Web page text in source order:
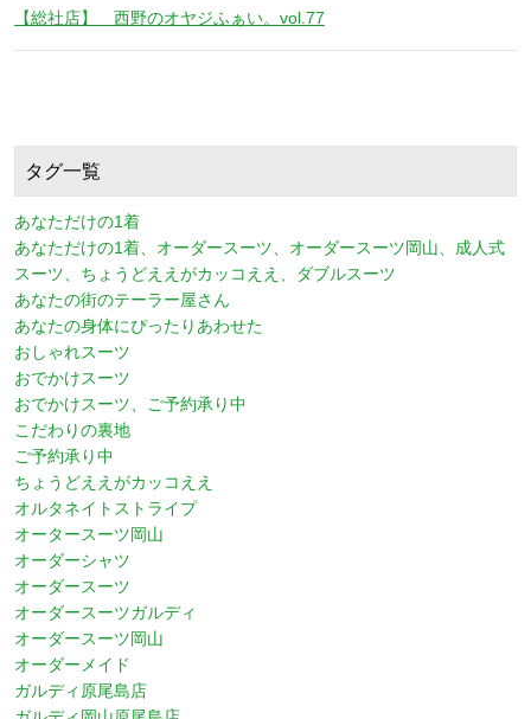
【総社店】 西野のオヤジふぁい。vol.77
タグ一覧
あなただけの1着
あなただけの1着、オーダースーツ、オーダースーツ岡山、成人式
スーツ、ちょうどええがカッコええ、ダブルスーツ
あなたの街のテーラー屋さん
あなたの身体にぴったりあわせた
おしゃれスーツ
おでかけスーツ
おでかけスーツ、ご予約承り中
こだわりの裏地
ご予約承り中
ちょうどええがカッコええ
オルタネイトストライプ
オータースーツ岡山
オーダーシャツ
オーダースーツ
オーダースーツガルディ
オーダースーツ岡山
オーダーメイド
ガルディ原尾島店